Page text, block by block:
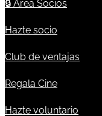
🔒 Área Socios
Hazte socio
Club de ventajas
Regala Cine
Hazte voluntario